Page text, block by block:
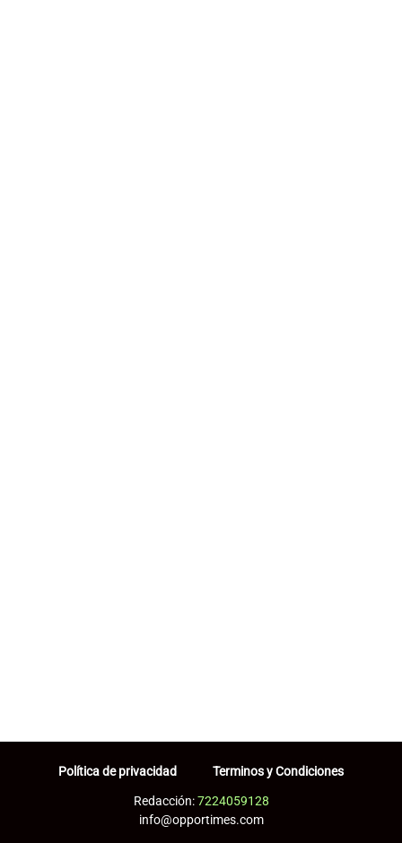
Política de privacidad Terminos y Condiciones
Redacción:7224059128
info@opportimes.com